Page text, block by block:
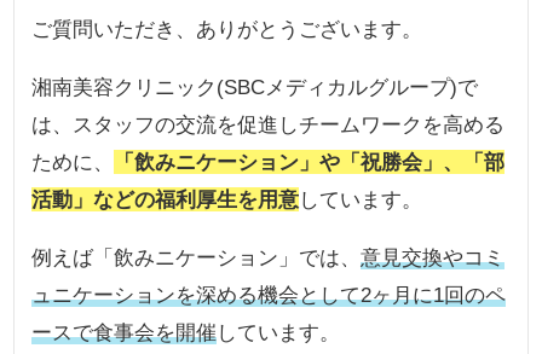
ご質問いただき、ありがとうございます。
湘南美容クリニック(SBCメディカルグループ)で
は、スタッフの交流を促進しチームワークを高める
ために、
「飲みニケーション」や「祝勝会」、「部
活動」などの福利厚生を用意しています。
例えば「飲みニケーション」では、意見交換やコミ
ュニケーションを深める機会として2ヶ月に1回のペ
ースで食事会を開催しています。